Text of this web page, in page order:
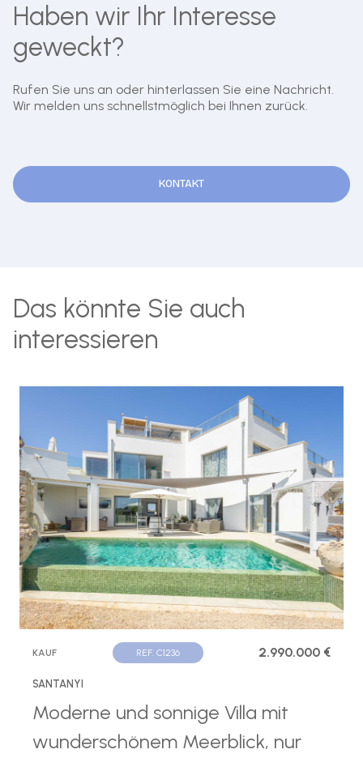
Haben wir Ihr Interesse
geweckt?
Rufen Sie uns an oder hinterlassen Sie eine Nachricht.
Wir melden uns schnellstmöglich bei Ihnen zurück.
KONTAKT
Das könnte Sie auch
interessieren
KAUF REF. C1236 2.990.000 €
SANTANYI
Moderne und sonnige Villa mit
wunderschönem Meerblick, nur